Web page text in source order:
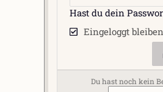
Hast du dein
Eingeloggt bleiben
Du hast noch kein